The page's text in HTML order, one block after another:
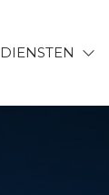
DIENSTEN